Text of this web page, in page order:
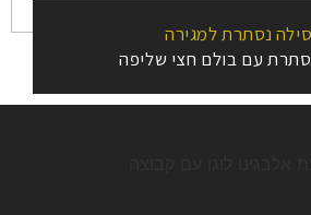
נסתרת למגירה
עם בולם חצי שליפה